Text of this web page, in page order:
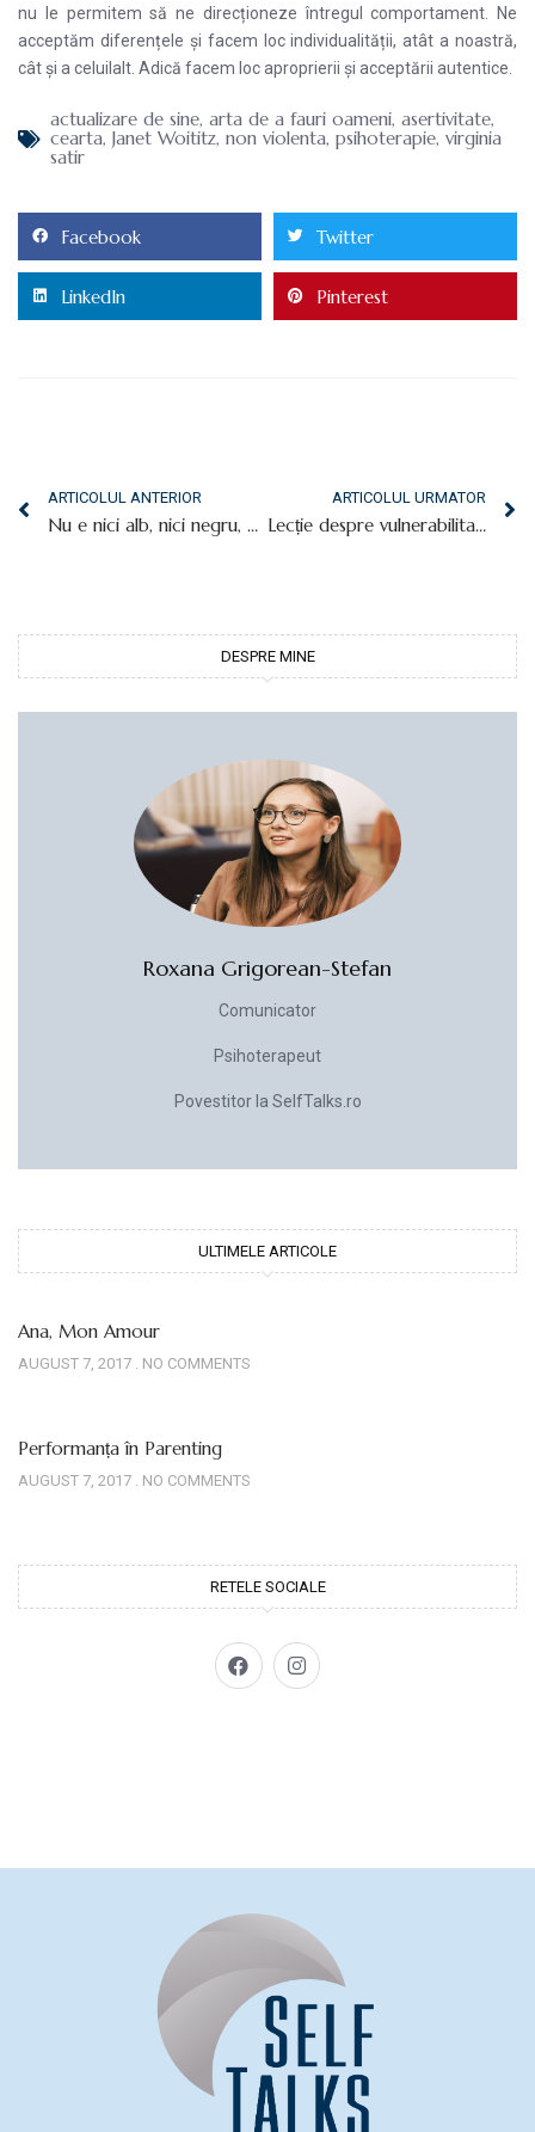
nu le permitem să ne direcționeze întregul comportament. Ne
acceptăm diferențele și facem loc individualității, atât a noastră,
cât și a celuilalt. Adică facem loc aproprierii și acceptării autentice.
actualizare de sine, arta de a fauri oameni, asertivitate,
cearta, Janet Woititz, non violenta, psihoterapie, virginia
satir
Facebook Twitter
LinkedIn Pinterest
ARTICOLUL ANTERIOR
Nu e nici alb, nici negru, e doar gri cu picățele verzi
ARTICOLUL URMATOR
Lecție despre vulnerabilitate și… curaj
DESPRE MINE
Roxana Grigorean-Stefan
Comunicator
Psihoterapeut
Povestitor la SelfTalks.ro
ULTIMELE ARTICOLE
Ana, Mon Amour
AUGUST 7, 2017 NO COMMENTS
Performanța în Parenting
AUGUST 7, 2017 NO COMMENTS
RETELE SOCIALE